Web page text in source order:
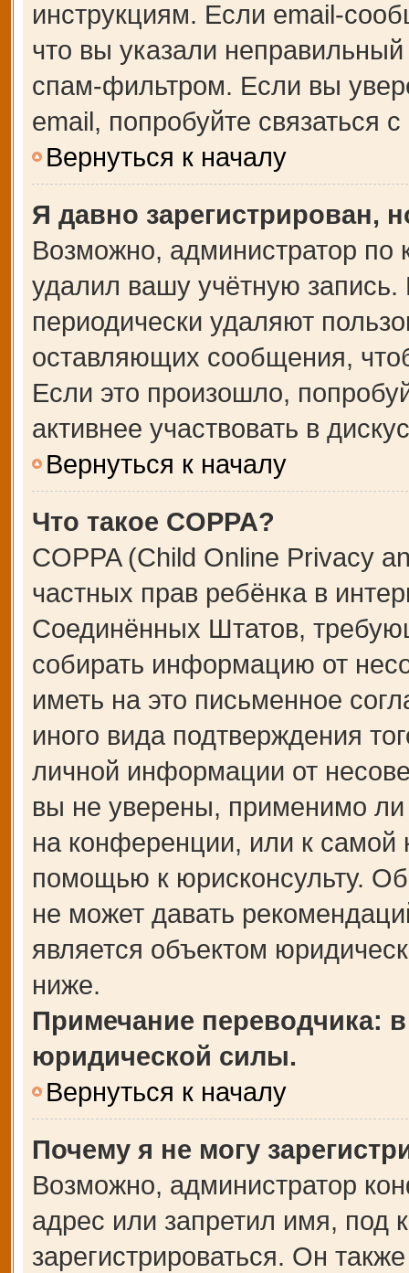
инструкциям. Если email-
что вы указали
спам-фильтром. Если вы
email, попробуйте связаться
Вернуться к началу
Я давно зарегистрирован,
Возможно, администратор по
удалил вашу учётную
периодически удаляют
оставляющих сообщения,
Если это произошло,
активнее участвовать в
Вернуться к началу
Что такое COPPA?
COPPA (Child Online Privacy
частных прав ребёнка в
Соединённых Штатов,
собирать информацию от
иметь на это письменное
иного вида подтверждения
личной информации от
вы не уверены, применимо ли
на конференции, или к самой
помощью к юрисконсульту.
не может давать
является объектом
ниже.
Примечание переводчика:
юридической силы.
Вернуться к началу
Почему я не могу
Возможно, администратор
адрес или запретил имя, под
зарегистрироваться. Он